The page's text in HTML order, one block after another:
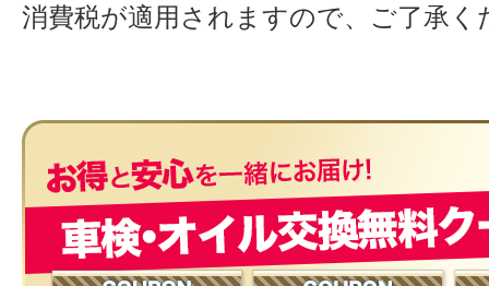
消費税が適用されますので、ご了承く